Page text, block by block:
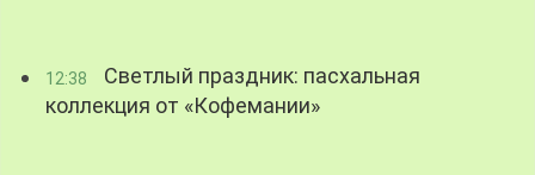
12:38
Светлый праздник: пасхальная
коллекция от «Кофемании»